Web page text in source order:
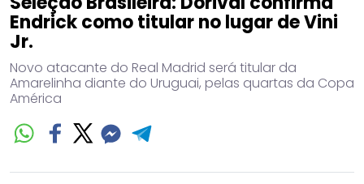
Endrick como titular no lugar de Vini
Jr.
Novo atacante do Real Madrid será titular da
Amarelinha diante do Uruguai, pelas quartas da Copa
América